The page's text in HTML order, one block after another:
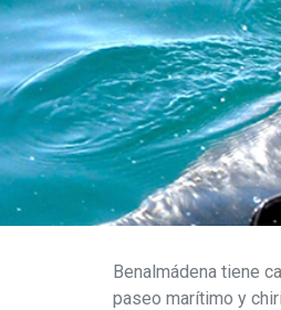
Benalmádena tiene
paseo marítimo y